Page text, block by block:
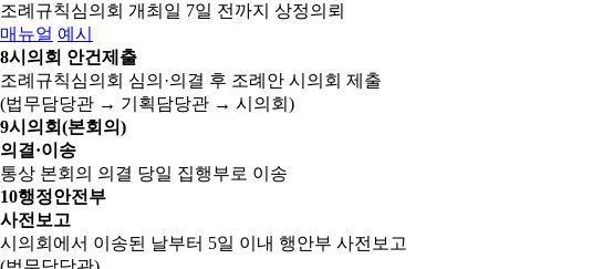
조례규칙심의회 개최일 7일 전까지 상정의뢰
매뉴얼 예시
8시의회 안건제출
조례규칙심의회 심의·의결 후 조례안 시의회 제출
(법무담당관 → 기획담당관 → 시의회)
9시의회(본회의)
의결·이송
통상 본회의 의결 당일 집행부로 이송
10행정안전부
사전보고
시의회에서 이송된 날부터 5일 이내 행안부 사전보고